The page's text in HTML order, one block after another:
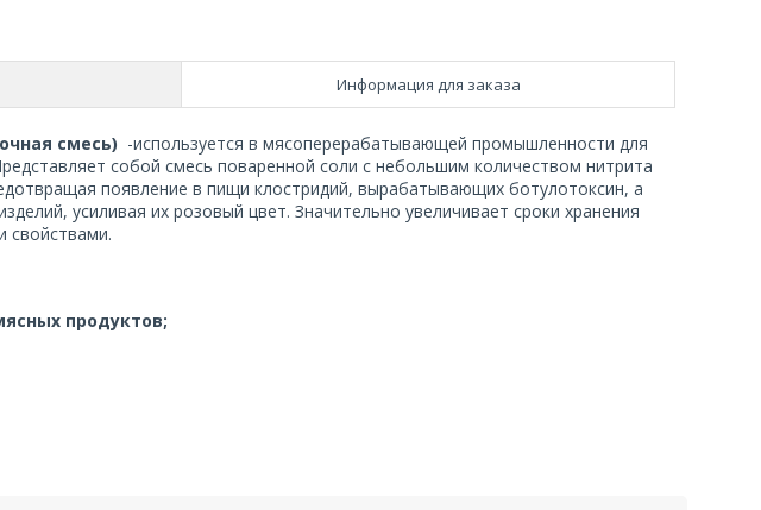
Информация для заказа
смесь) -используется в мясоперерабатывающей промышленности для
собой смесь поваренной соли с небольшим количеством нитрита
появление в пищи клостридий, вырабатывающих ботулотоксин, а
усиливая их розовый цвет. Значительно увеличивает сроки хранения
свойствами.
продуктов;